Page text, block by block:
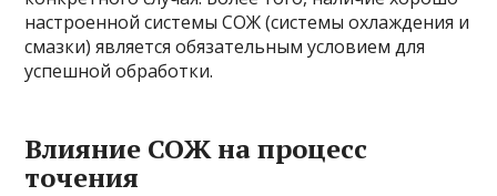
настроенной системы СОЖ (системы охлаждения и
смазки) является обязательным условием для
успешной обработки.
Влияние СОЖ на процесс
точения